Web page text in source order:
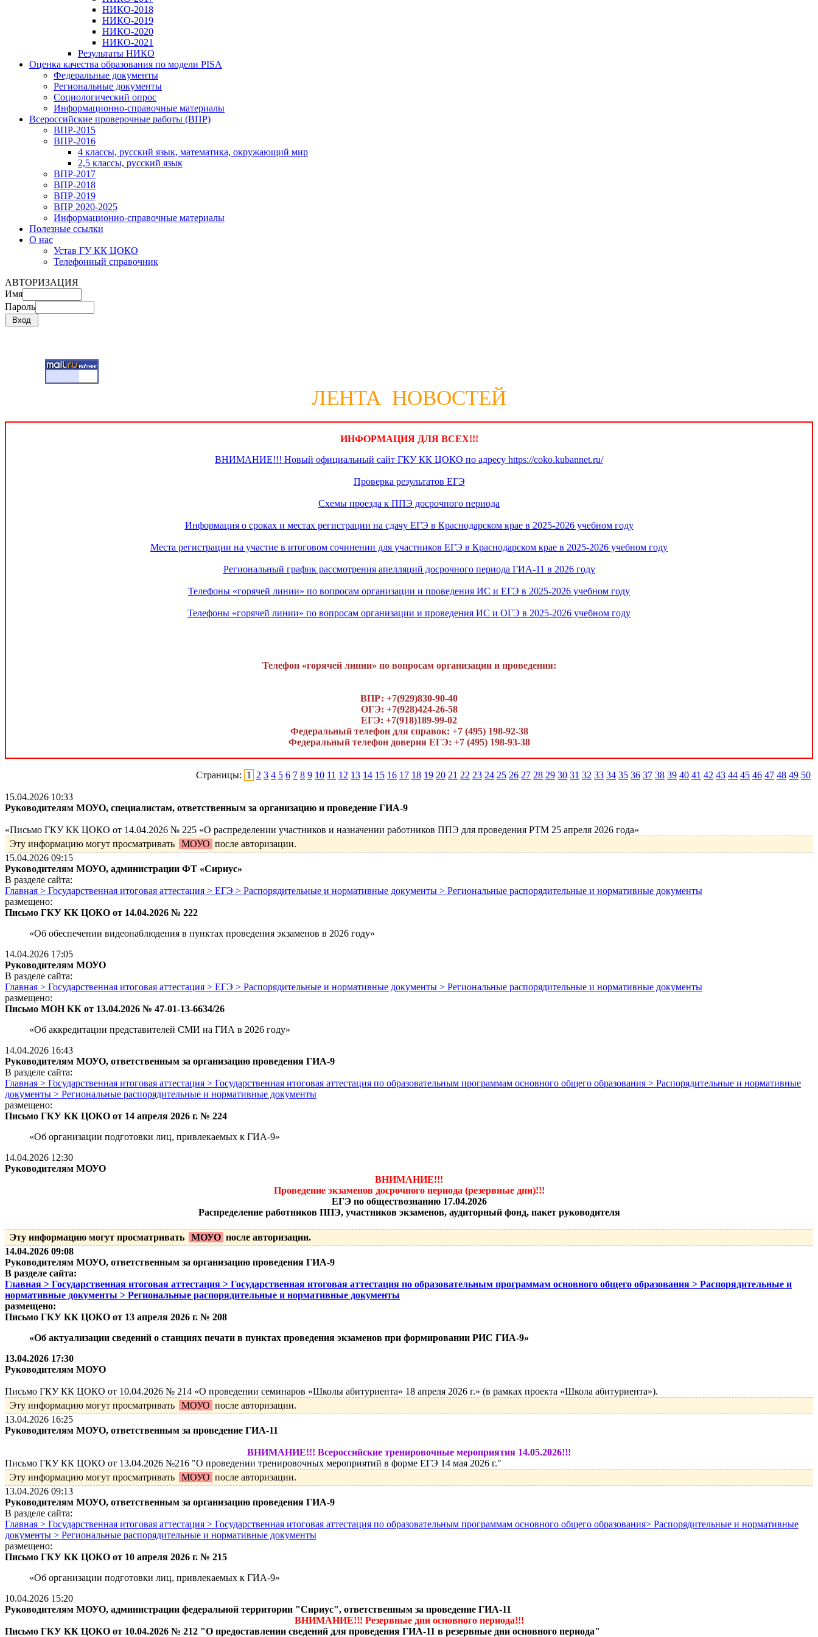
НИКО-2018
НИКО-2019
НИКО-2020
НИКО-2021
Результаты НИКО
Оценка качества образования по модели PISA
Федеральные документы
Региональные документы
Социологический опрос
Информационно-справочные материалы
Всероссийские проверочные работы (ВПР)
ВПР-2015
ВПР-2016
4 классы, русский язык, математика, окружающий мир
2,5 классы, русский язык
ВПР-2017
ВПР-2018
ВПР-2019
ВПР 2020-2025
Информационно-справочные материалы
Полезные ссылки
О нас
Устав ГУ КК ЦОКО
Телефонный справочник
АВТОРИЗАЦИЯ
Имя
Пароль
ЛЕНТА НОВОСТЕЙ
ИНФОРМАЦИЯ ДЛЯ ВСЕХ!!!
ВНИМАНИЕ!!! Новый официальный сайт ГКУ КК ЦОКО по адресу https://coko.kubannet.ru/
Проверка результатов ЕГЭ
Схемы проезда к ППЭ досрочного периода
Информация о сроках и местах регистрации на сдачу ЕГЭ в Краснодарском крае в 2025-2026 учебном году
Места регистрации на участие в итоговом сочинении для участников ЕГЭ в Краснодарском крае в 2025-2026 учебном году
Региональный график рассмотрения апелляций досрочного периода ГИА-11 в 2026 году
Телефоны «горячей линии» по вопросам организации и проведения ИС и ЕГЭ в 2025-2026 учебном году
Телефоны «горячей линии» по вопросам организации и проведения ИС и ОГЭ в 2025-2026 учебном году
Телефон «горячей линии» по вопросам организации и проведения:
ВПР: +7(929)830-90-40
ОГЭ: +7(928)424-26-58
ЕГЭ: +7(918)189-99-02
Федеральный телефон для справок: +7 (495) 198-92-38
Федеральный телефон доверия ЕГЭ: +7 (495) 198-93-38
Страницы: 1 2 3 4 5 6 7 8 9 10 11 12 13 14 15 16 17 18 19 20 21 22 23 24 25 26 27 28 29 30 31 32 33 34 35 36 37 38 39 40 41 42 43 44 45 46 47 48 49 50
15.04.2026 10:33
Руководителям МОУО, специалистам, ответственным за организацию и проведение ГИА-9
«Письмо ГКУ КК ЦОКО от 14.04.2026 № 225 «О распределении участников и назначении работников ППЭ для проведения РТМ 25 апреля 2026 года»
Эту информацию могут просматривать
МОУО после авторизации.
15.04.2026 09:15
Руководителям МОУО, администрации ФТ «Сириус»
В разделе сайта:
Главная > Государственная итоговая аттестация > ЕГЭ > Распорядительные и нормативные документы > Региональные распорядительные и нормативные документы
размещено:
Письмо ГКУ КК ЦОКО от 14.04.2026 № 222
«Об обеспечении видеонаблюдения в пунктах проведения экзаменов в 2026 году»
14.04.2026 17:05
Руководителям МОУО
В разделе сайта:
Главная > Государственная итоговая аттестация > ЕГЭ > Распорядительные и нормативные документы > Региональные распорядительные и нормативные документы
размещено:
Письмо МОН КК от 13.04.2026 № 47-01-13-6634/26
«Об аккредитации представителей СМИ на ГИА в 2026 году»
14.04.2026 16:43
Руководителям МОУО, ответственным за организацию проведения ГИА-9
В разделе сайта:
Главная > Государственная итоговая аттестация > Государственная итоговая аттестация по образовательным программам основного общего образования > Распорядительные и нормативные
документы > Региональные распорядительные и нормативные документы
размещено:
Письмо ГКУ КК ЦОКО от 14 апреля 2026 г. № 224
«Об организации подготовки лиц, привлекаемых к ГИА-9»
14.04.2026 12:30
Руководителям МОУО
ВНИМАНИЕ!!!
Проведение экзаменов досрочного периода (резервные дни)!!!
ЕГЭ по обществознанию 17.04.2026
Распределение работников ППЭ, участников экзаменов, аудиторный фонд, пакет руководителя
Эту информацию могут просматривать МОУО после авторизации.
14.04.2026 09:08
Руководителям МОУО, ответственным за организацию проведения ГИА-9
В разделе сайта:
Главная > Государственная итоговая аттестация > Государственная итоговая аттестация по образовательным программам основного общего образования > Распорядительные и
нормативные документы > Региональные распорядительные и нормативные документы
размещено:
Письмо ГКУ КК ЦОКО от 13 апреля 2026 г. № 208
«Об актуализации сведений о станциях печати в пунктах проведения экзаменов при формировании РИС ГИА-9»
13.04.2026 17:30
Руководителям МОУО
Письмо ГКУ КК ЦОКО от 10.04.2026 № 214 «О проведении семинаров «Школы абитуриента» 18 апреля 2026 г.» (в рамках проекта «Школа абитуриента»).
Эту информацию могут просматривать
МОУО после авторизации.
13.04.2026 16:25
Руководителям МОУО, ответственным за проведение ГИА-11
ВНИМАНИЕ!!! Всероссийские тренировочные мероприятия 14.05.2026!!!
Письмо ГКУ КК ЦОКО от 13.04.2026 №216 "О проведении тренировочных мероприятий в форме ЕГЭ 14 мая 2026 г."
Эту информацию могут просматривать
МОУО после авторизации.
13.04.2026 09:13
Руководителям МОУО, ответственным за организацию проведения ГИА-9
В разделе сайта:
Главная > Государственная итоговая аттестация > Государственная итоговая аттестация по образовательным программам основного общего образования> Распорядительные и нормативные
документы > Региональные распорядительные и нормативные документы
размещено:
Письмо ГКУ КК ЦОКО от 10 апреля 2026 г. № 215
«Об организации подготовки лиц, привлекаемых к ГИА-9»
10.04.2026 15:20
Руководителям МОУО, администрации федеральной территории "Сириус", ответственным за проведение ГИА-11
ВНИМАНИЕ!!! Резервные дни основного периода!!!
Письмо ГКУ КК ЦОКО от 10.04.2026 № 212 "О предоставлении сведений для проведения ГИА-11 в резервные дни основного периода"